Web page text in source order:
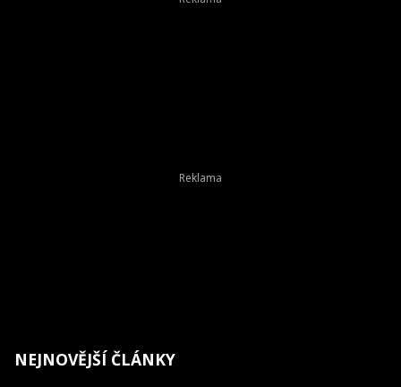
NEJNOVĚJŠÍ ČLÁNKY